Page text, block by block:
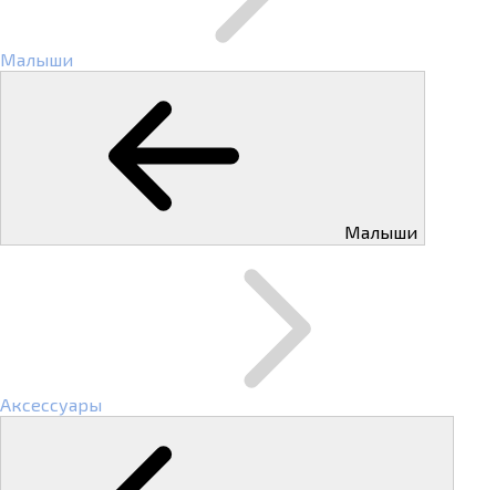
Малыши
Малыши
Аксессуары